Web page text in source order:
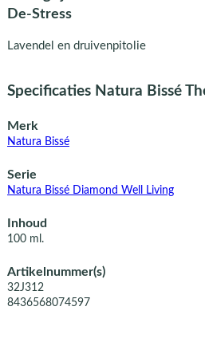
De-Stress
Lavendel en druivenpitolie
Specificaties Natura Bissé
Merk
Natura Bissé
Serie
Natura Bissé Diamond Well Living
Inhoud
100 ml.
Artikelnummer(s)
32J312
8436568074597